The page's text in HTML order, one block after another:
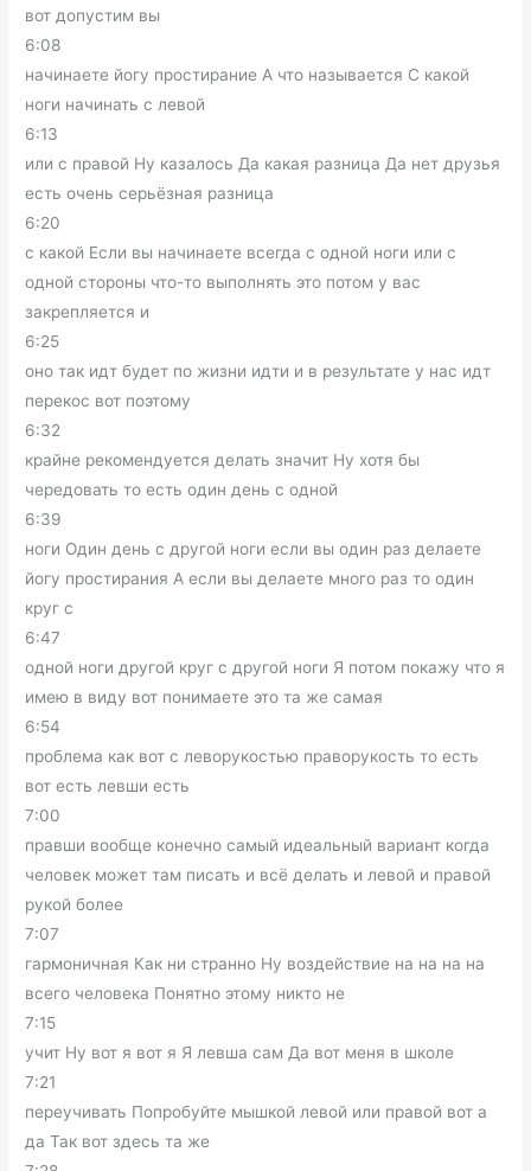
вот допустим вы
6:08
начинаете йогу простирание А что называется С какой
ноги начинать с левой
6:13
или с правой Ну казалось Да какая разница Да нет друзья
есть очень серьёзная разница
6:20
с какой Если вы начинаете всегда с одной ноги или с
одной стороны что-то выполнять это потом у вас
закрепляется и
6:25
оно так идт будет по жизни идти и в результате у нас идт
перекос вот поэтому
6:32
крайне рекомендуется делать значит Ну хотя бы
чередовать то есть один день с одной
6:39
ноги Один день с другой ноги если вы один раз делаете
йогу простирания А если вы делаете много раз то один
круг с
6:47
одной ноги другой круг с другой ноги Я потом покажу что я
имею в виду вот понимаете это та же самая
6:54
проблема как вот с леворукостью праворукость то есть
вот есть левши есть
7:00
правши вообще конечно самый идеальный вариант когда
человек может там писать и всё делать и левой и правой
рукой более
7:07
гармоничная Как ни странно Ну воздействие на на на на
всего человека Понятно этому никто не
7:15
учит Ну вот я вот я Я левша сам Да вот меня в школе
7:21
переучивать Попробуйте мышкой левой или правой вот а
да Так вот здесь та же